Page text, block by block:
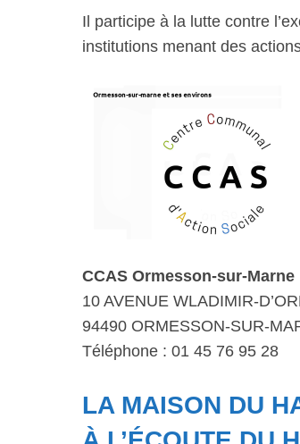
Il participe à la lutte contre
institutions menant des
CCAS Ormesson-sur-Marne
10 AVENUE WLADIMIR-
94490 ORMESSON-SUR-
Téléphone : 01 45 76 95 28
LA MAISON DU